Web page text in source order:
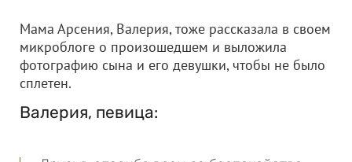
Мама Арсения, Валерия, тоже рассказала в своем
микроблоге о произошедшем и выложила
фотографию сына и его девушки, чтобы не было
сплетен.
Валерия, певица: